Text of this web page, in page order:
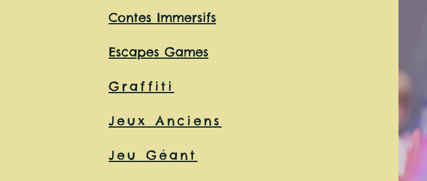
Contes Immersifs
Escapes Games
Graffiti
Jeux Anciens
Jeu Géant